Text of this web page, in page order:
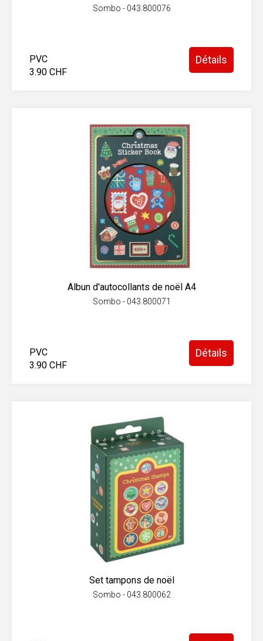
Sombo - 043.800076
PVC
3.90 CHF
Détails
Albun d'autocollants de noël A4
Sombo - 043.800071
PVC
3.90 CHF
Détails
Set tampons de noël
Sombo - 043.800062